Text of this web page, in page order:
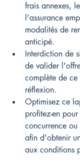
frais annexes,
l'assurance
modalités de
anticipé.
Interdiction de
de valider
complète de
réflexion.
Optimisez ce
profitez-en
concurrence
afin d'obtenir
aux conditions